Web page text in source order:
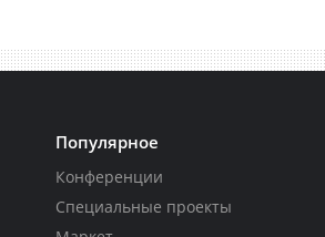
Популярное
Конференции
Специальные проекты